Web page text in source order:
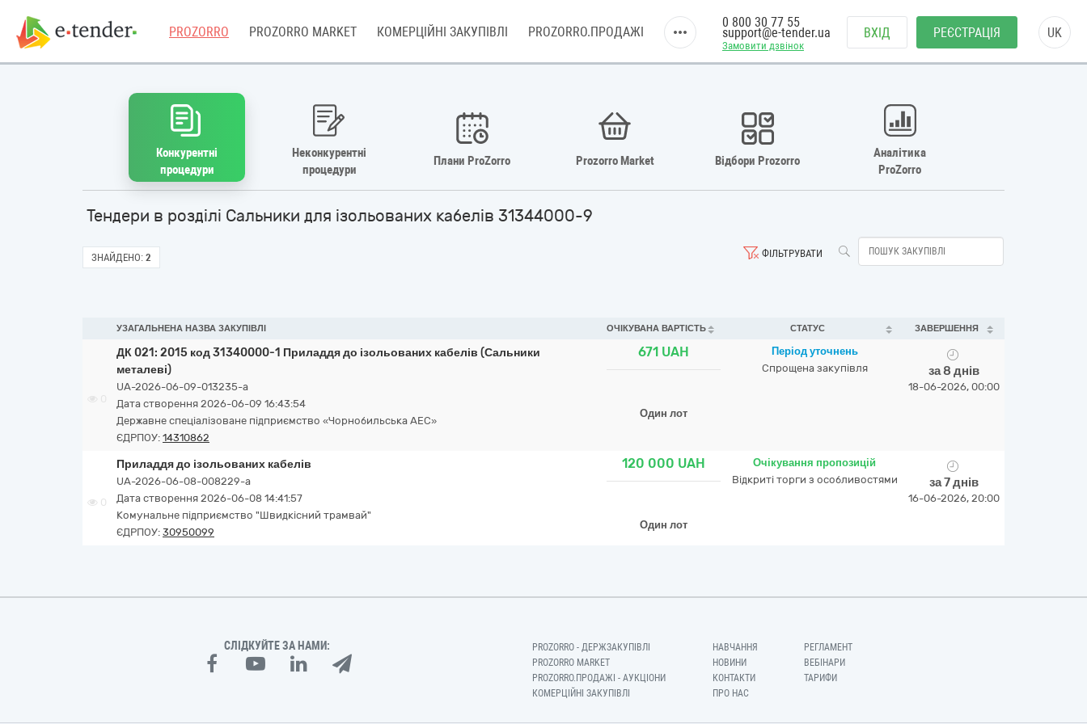
PROZORRO PROZORRO MARKET КОМЕРЦІЙНІ ЗАКУПІВЛІ PROZORRO.ПРОДАЖІ
Замовити дзвінок
0 800 30 77 55
support@e-tender.ua ВХІД РЕЄСТРАЦІЯ UK
Конкурентні
процедури
Неконкурентні
процедури
Плани ProZorro Prozorro Market Відбори Prozorro
Аналітика
ProZorro
Тендери в розділі Сальники для ізольованих кабелів 31344000-9
ФІЛЬТРУВАТИ
ЗНАЙДЕНО: 2
УЗАГАЛЬНЕНА НАЗВА ЗАКУПІВЛІ ОЧІКУВАНА ВАРТІСТЬ СТАТУС ЗАВЕРШЕННЯ
ДК 021: 2015 код 31340000-1 Приладдя до ізольованих кабелів (Сальники
металеві)
UA-2026-06-09-013235-a
Дата створення 2026-06-09 16:43:54
Державне спеціалізоване підприємство «Чорнобильська АЕС»
ЄДРПОУ: 14310862
671 UAH
Один лот
Період уточнень
Спрощена закупівля
за 8 днів
18-06-2026, 00:00
0
Приладдя до ізольованих кабелів
UA-2026-06-08-008229-a
Дата створення 2026-06-08 14:41:57
Комунальне підприємство "Швидкісний трамвай"
ЄДРПОУ: 30950099
120 000 UAH
Один лот
Очікування пропозицій
Відкриті торги з особливостями
за 7 днів
16-06-2026, 20:00
СЛІДКУЙТЕ ЗА НАМИ:
PROZORRO - ДЕРЖЗАКУПІВЛІ
PROZORRO MARKET
PROZORRO.ПРОДАЖІ - АУКЦІОНИ
КОМЕРЦІЙНІ ЗАКУПІВЛІ
НАВЧАННЯ
НОВИНИ
КОНТАКТИ
ПРО НАС
РЕГЛАМЕНТ
ВЕБІНАРИ
ТАРИФИ